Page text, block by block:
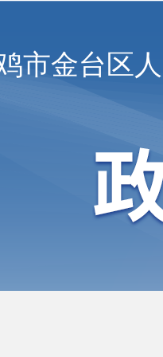
市金台区